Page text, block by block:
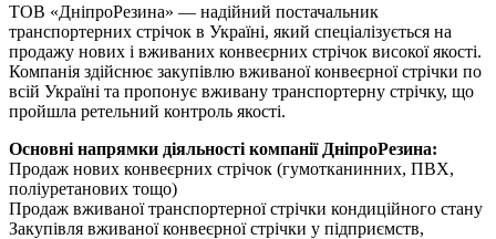
ТОВ «ДніпроРезина» — надійний постачальник
транспортерних стрічок в Україні, який спеціалізується на
продажу нових і вживаних конвеєрних стрічок високої якості.
Компанія здійснює закупівлю вживаної конвеєрної стрічки по
всій Україні та пропонує вживану транспортерну стрічку, що
пройшла ретельний контроль якості.
Основні напрямки діяльності компанії ДніпроРезина:
Продаж нових конвеєрних стрічок (гумотканинних, ПВХ,
поліуретанових тощо)
Продаж вживаної транспортерної стрічки кондиційного стану
Закупівля вживаної конвеєрної стрічки у підприємств,